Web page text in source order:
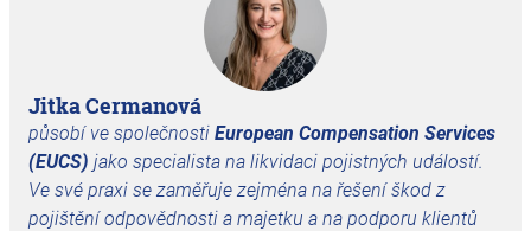
Jitka Cermanová
působí ve společnosti European Compensation Services
(EUCS) jako specialista na likvidaci pojistných událostí.
Ve své praxi se zaměřuje zejména na řešení škod z
pojištění odpovědnosti a majetku a na podporu klientů